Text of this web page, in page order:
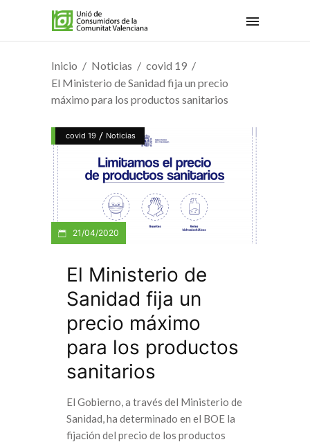
Inicio Noticias
covid 19
El Ministerio de Sanidad fija un precio
máximo para los productos sanitarios
covid 19 / Noticias
21/04/2020
El Ministerio de
Sanidad fija un
precio máximo
para los productos
sanitarios
El Gobierno, a través del Ministerio de
Sanidad, ha determinado en el BOE la
fijación del precio de los productos